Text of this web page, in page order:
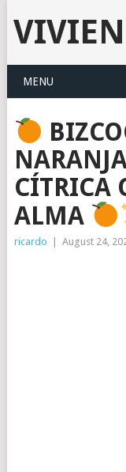
MENU
CÍTRICA
ALMA
ricardo | August 24,